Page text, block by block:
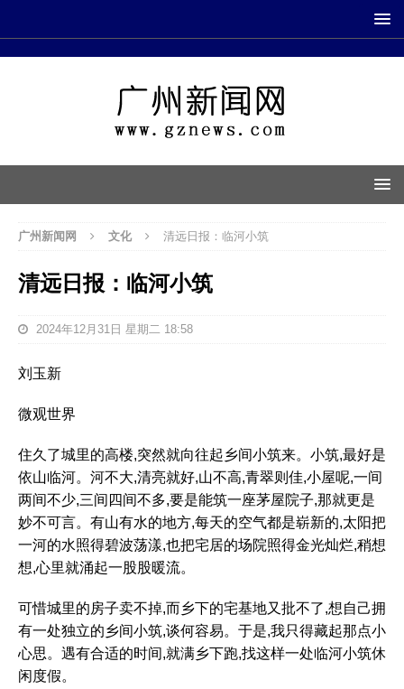
广州新闻网 文化 清远日报：临河小筑
清远日报：临河小筑
2024年12月31日 星期二 18:58
刘玉新
微观世界
住久了城里的高楼,突然就向往起乡间小筑来。小筑,最好是
依山临河。河不大,清亮就好,山不高,青翠则佳,小屋呢,一间
两间不少,三间四间不多,要是能筑一座茅屋院子,那就更是
妙不可言。有山有水的地方,每天的空气都是崭新的,太阳把
一河的水照得碧波荡漾,也把宅居的场院照得金光灿烂,稍想
想,心里就涌起一股股暖流。
可惜城里的房子卖不掉,而乡下的宅基地又批不了,想自己拥
有一处独立的乡间小筑,谈何容易。于是,我只得藏起那点小
心思。遇有合适的时间,就满乡下跑,找这样一处临河小筑休
闲度假。